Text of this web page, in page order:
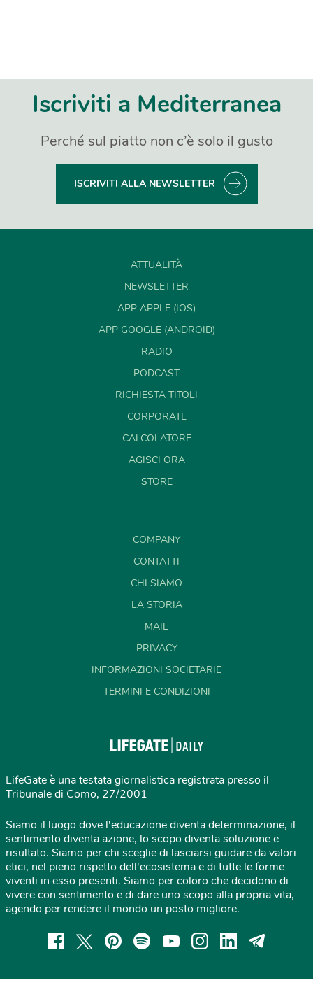
Iscriviti a Mediterranea
Perché sul piatto non c’è solo il gusto
ISCRIVITI ALLA NEWSLETTER
ATTUALITÀ
NEWSLETTER
APP APPLE (IOS)
APP GOOGLE (ANDROID)
RADIO
PODCAST
RICHIESTA TITOLI
CORPORATE
CALCOLATORE
AGISCI ORA
STORE
COMPANY
CONTATTI
CHI SIAMO
LA STORIA
MAIL
PRIVACY
INFORMAZIONI SOCIETARIE
TERMINI E CONDIZIONI
LifeGate è una testata giornalistica registrata presso il
Tribunale di Como, 27/2001
Siamo il luogo dove l'educazione diventa determinazione, il
sentimento diventa azione, lo scopo diventa soluzione e
risultato. Siamo per chi sceglie di lasciarsi guidare da valori
etici, nel pieno rispetto dell'ecosistema e di tutte le forme
viventi in esso presenti. Siamo per coloro che decidono di
vivere con sentimento e di dare uno scopo alla propria vita,
agendo per rendere il mondo un posto migliore.